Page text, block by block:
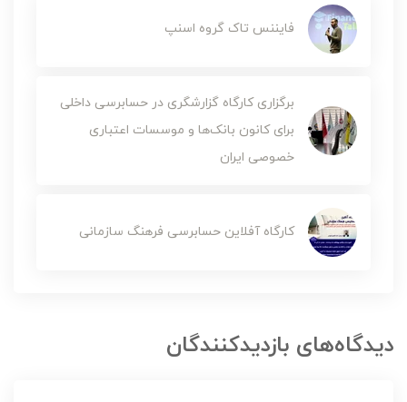
فایننس تاک گروه اسنپ
برگزاری کارگاه گزارشگری در حسابرسی داخلی
برای کانون بانک‌ها و موسسات اعتباری
خصوصی ایران
کارگاه آفلاین حسابرسی فرهنگ سازمانی
دیدگاه‌های بازدیدکنندگان